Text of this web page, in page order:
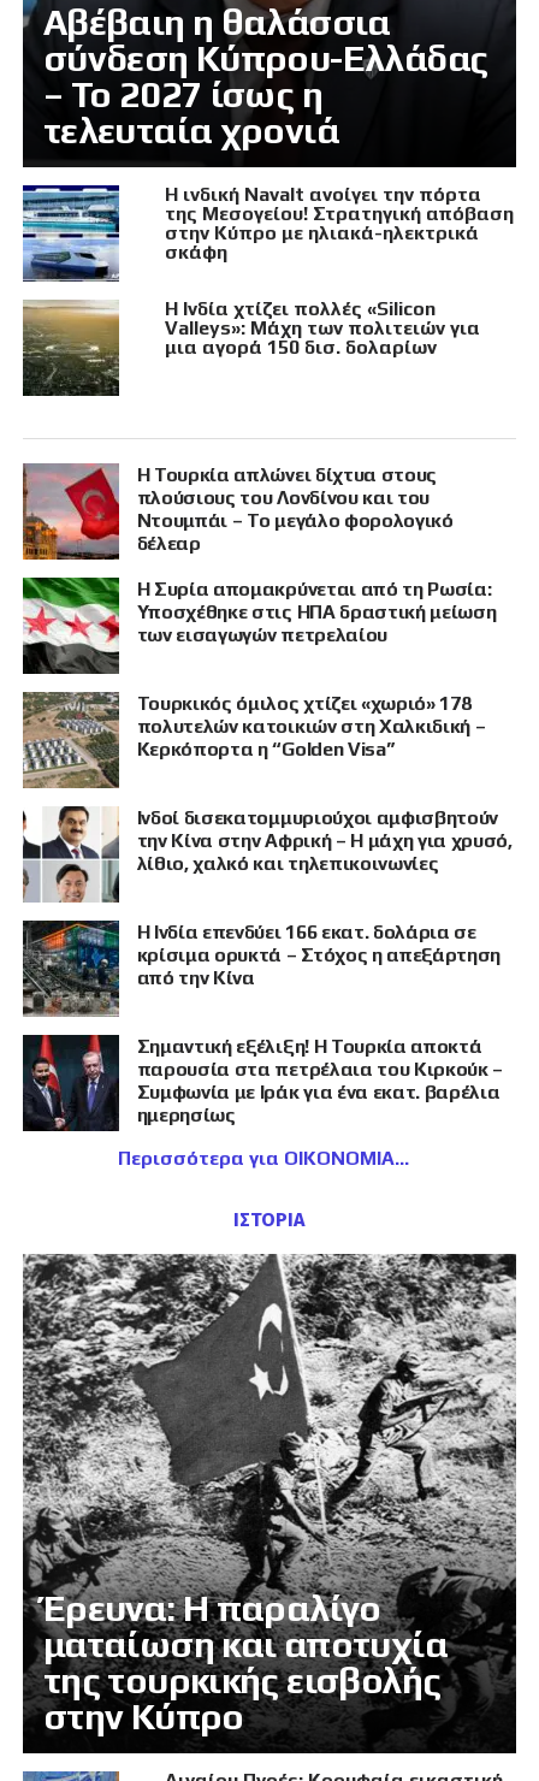
Αβέβαιη η θαλάσσια
σύνδεση Κύπρου-Ελλάδας
– Το 2027 ίσως η
τελευταία χρονιά
Η ινδική Navalt ανοίγει την πόρτα
της Μεσογείου! Στρατηγική απόβαση
στην Κύπρο με ηλιακά-ηλεκτρικά
σκάφη
Η Ινδία χτίζει πολλές «Silicon
Valleys»: Μάχη των πολιτειών για
μια αγορά 150 δισ. δολαρίων
Η Τουρκία απλώνει δίχτυα στους
πλούσιους του Λονδίνου και του
Ντουμπάι – Το μεγάλο φορολογικό
δέλεαρ
Η Συρία απομακρύνεται από τη Ρωσία:
Υποσχέθηκε στις ΗΠΑ δραστική μείωση
των εισαγωγών πετρελαίου
Τουρκικός όμιλος χτίζει «χωριό» 178
πολυτελών κατοικιών στη Χαλκιδική –
Κερκόπορτα η “Golden Visa”
Ινδοί δισεκατομμυριούχοι αμφισβητούν
την Κίνα στην Αφρική – Η μάχη για χρυσό,
λίθιο, χαλκό και τηλεπικοινωνίες
Η Ινδία επενδύει 166 εκατ. δολάρια σε
κρίσιμα ορυκτά – Στόχος η απεξάρτηση
από την Κίνα
Σημαντική εξέλιξη! Η Τουρκία αποκτά
παρουσία στα πετρέλαια του Κιρκούκ –
Συμφωνία με Ιράκ για ένα εκατ. βαρέλια
ημερησίως
Περισσότερα για ΟΙΚΟΝΟΜΙΑ
ΙΣΤΟΡΙΑ
Έρευνα: Η παραλίγο
ματαίωση και αποτυχία
της τουρκικής εισβολής
στην Κύπρο